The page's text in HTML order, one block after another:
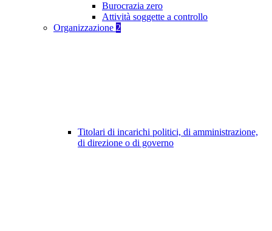
Burocrazia zero
Attività soggette a controllo
Organizzazione 2
Titolari di incarichi politici, di amministrazione,
di direzione o di governo